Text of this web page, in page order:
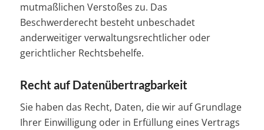
mutmaßlichen Verstoßes zu. Das
Beschwerderecht besteht unbeschadet
anderweitiger verwaltungsrechtlicher oder
gerichtlicher Rechtsbehelfe.
Recht auf Daten­übertrag­barkeit
Sie haben das Recht, Daten, die wir auf Grundlage
Ihrer Einwilligung oder in Erfüllung eines Vertrags